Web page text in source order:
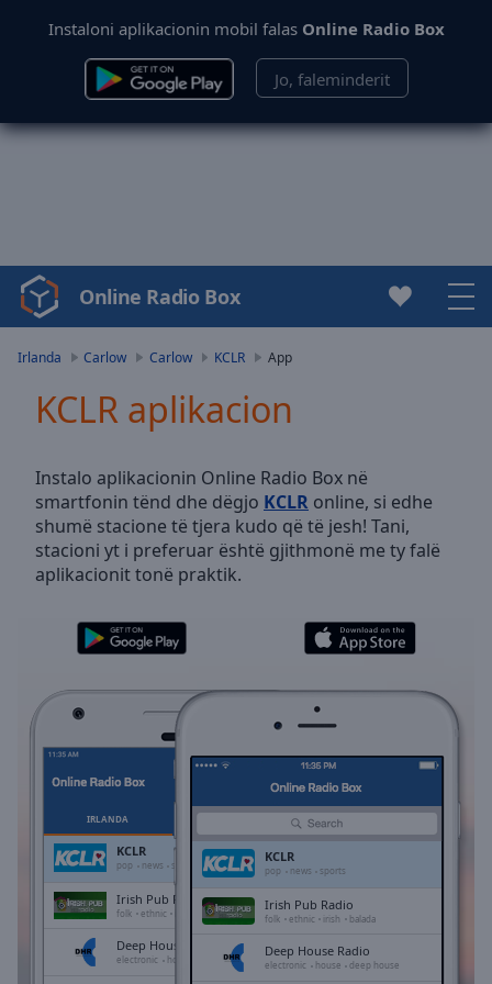
Instaloni aplikacionin mobil falas Online Radio Box
Jo, faleminderit
Video
Player
Video
Skip
Backward
Skip
Forward
Mute
Current
Duration-:-
0.00%
Stream
TypeLIVE
LIVE
Remaining
Online Radio Box
Irlanda Carlow Carlow KCLR App
KCLR aplikacion
Instalo aplikacionin Online Radio Box në
smartfonin tënd dhe dëgjo KCLR online, si edhe
shumë stacione të tjera kudo që të jesh! Tani,
stacioni yt i preferuar është gjithmonë me ty falë
aplikacionit tonë praktik.
IRLANDA
KCLR
pop news sports
Irish Pub Radio
folk ethnic balada
Deep House Radio
electronic house deep house
KCLR
pop news sports
Irish Pub Radio
folk ethnic irish balada
Deep House Radio
electronic house deep house